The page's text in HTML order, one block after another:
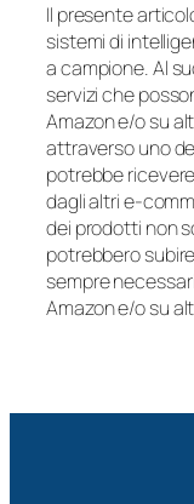
Il presente
sistemi di
a campione. Al
servizi che
Amazon e/o su
attraverso uno
potrebbe
dagli altri e-
dei prodotti non
potrebbero
sempre
Amazon e/o su